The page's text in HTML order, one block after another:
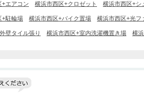
+エアコン 横浜市西区+クロゼット 横浜市西区+シ
+駐輪場 横浜市西区+バイク置場 横浜市西区+光フ
壁タイル張り 横浜市西区+室内洗濯機置き場 横